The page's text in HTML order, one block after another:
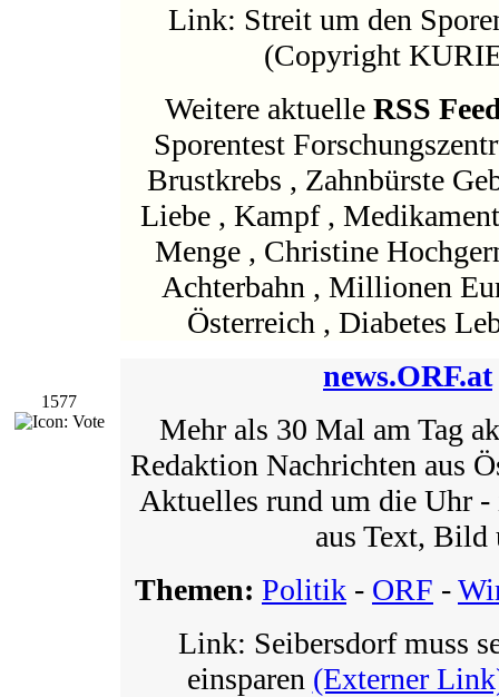
Link: Streit um den
(Copyright
Weitere aktuelle RSS
Sporentest
Brustkrebs , Zahnbürste
Liebe , Kampf ,
Menge , Christine
Achterbahn , Millionen
Österreich , Diabetes
1577
news.ORF.at
Mehr als 30 Mal am Tag
Redaktion Nachrichten aus
Aktuelles rund um die Uhr
aus Text, Bild
Themen: Politik - ORF -
Link: Seibersdorf muss
einsparen (Externer